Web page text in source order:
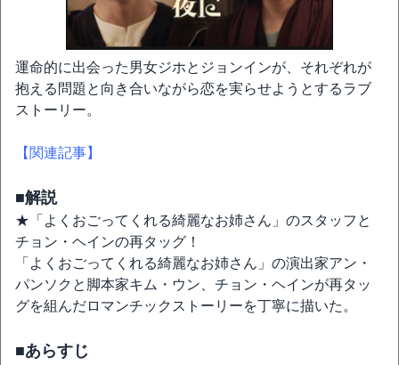
運命的に出会った男女ジホとジョンインが、それぞれが
抱える問題と向き合いながら恋を実らせようとするラブ
ストーリー。
【関連記事】
■解説
★「よくおごってくれる綺麗なお姉さん」のスタッフと
チョン・ヘインの再タッグ！
「よくおごってくれる綺麗なお姉さん」の演出家アン・
パンソクと脚本家キム・ウン、チョン・ヘインが再タッ
グを組んだロマンチックストーリーを丁寧に描いた。
■あらすじ